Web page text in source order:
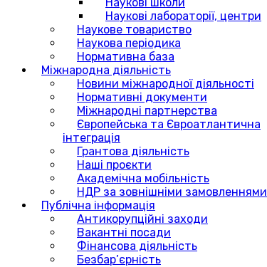
Наукові лабораторії, центри
Наукове товариство
Наукова періодика
Нормативна база
Міжнародна діяльність
Новини міжнародної діяльності
Нормативні документи
Міжнародні партнерства
Європейська та Євроатлантична
інтеграція
Грантова діяльність
Наші проєкти
Академічна мобільність
НДР за зовнішніми замовленнями
Публічна інформація
Антикорупційні заходи
Вакантні посади
Фінансова діяльність
Безбар’єрність